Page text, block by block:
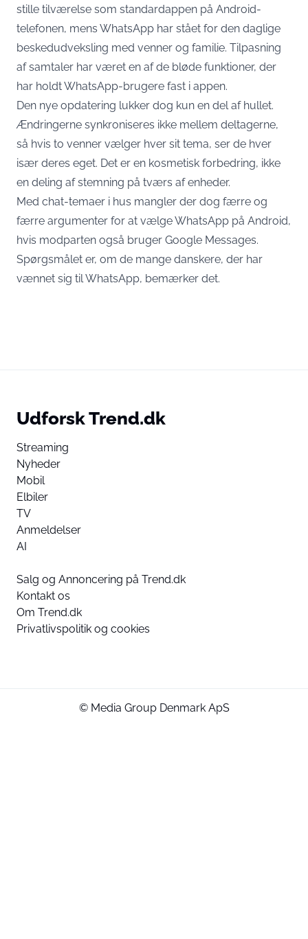
stille tilværelse som standardappen på Android-
telefonen, mens WhatsApp har stået for den daglige
beskedudveksling med venner og familie. Tilpasning
af samtaler har været en af de bløde funktioner, der
har holdt WhatsApp-brugere fast i appen.
Den nye opdatering lukker dog kun en del af hullet.
Ændringerne synkroniseres ikke mellem deltagerne,
så hvis to venner vælger hver sit tema, ser de hver
især deres eget. Det er en kosmetisk forbedring, ikke
en deling af stemning på tværs af enheder.
Med chat-temaer i hus mangler der dog færre og
færre argumenter for at vælge WhatsApp på Android,
hvis modparten også bruger Google Messages.
Spørgsmålet er, om de mange danskere, der har
vænnet sig til WhatsApp, bemærker det.
Udforsk Trend.dk
Streaming
Nyheder
Mobil
Elbiler
TV
Anmeldelser
AI
Salg og Annoncering på Trend.dk
Kontakt os
Om Trend.dk
Privatlivspolitik og cookies
© Media Group Denmark ApS